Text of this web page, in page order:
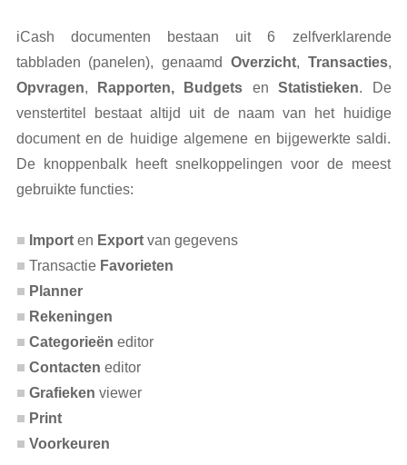
iCash documenten bestaan uit 6 zelfverklarende
tabbladen (panelen), genaamd Overzicht, Transacties,
Opvragen, Rapporten, Budgets enStatistieken. De
venstertitel bestaat altijd uit de naam van het huidige
document en de huidige algemene en bijgewerkte saldi.
De knoppenbalk heeft snelkoppelingen voor de meest
gebruikte functies:
Importen Exportvan gegevens
Transactie Favorieten
Planner
Rekeningen
Categorieën editor
Contacten editor
Grafieken viewer
Print
Voorkeuren